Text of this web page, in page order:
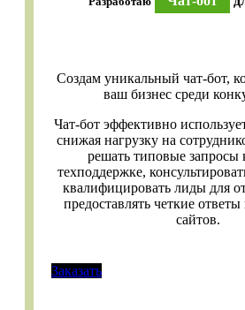
Создам уникальный чат-бот,
ваш бизнес среди
Чат-бот эффективно
снижая нагрузку на
решать типовые запросы
техподдержке,
квалифицировать лиды для
предоставлять четкие
сайтов.
Заказать